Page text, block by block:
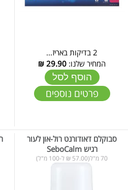
2 בדיקות באריז...
המחיר שלנו: 29.90
₪
הוסף לסל
פרטים נוספים
סבוקלם דאודורנט רול-און לעור
רגיש SeboCalm
70 מ"ל(57.00 ₪ ל-100 מ"ל)